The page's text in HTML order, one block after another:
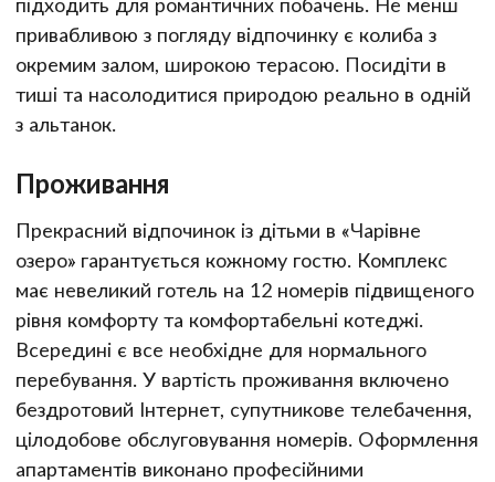
привабливою з погляду відпочинку є колиба з
окремим залом, широкою терасою. Посидіти в
тиші та насолодитися природою реально в одній
з альтанок.
Проживання
Прекрасний відпочинок із дітьми в «Чарівне
озеро» гарантується кожному гостю. Комплекс
має невеликий готель на 12 номерів підвищеного
рівня комфорту та комфортабельні котеджі.
Всередині є все необхідне для нормального
перебування. У вартість проживання включено
бездротовий Інтернет, супутникове телебачення,
цілодобове обслуговування номерів. Оформлення
апартаментів виконано професійними